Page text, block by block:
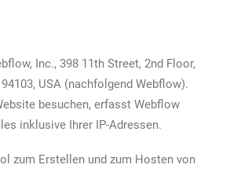
Inc., 398 11th Street, 2nd Floor,
USA (nachfolgend Webflow).
besuchen, erfasst Webflow
inklusive Ihrer IP-Adressen.
zum Erstellen und zum Hosten von